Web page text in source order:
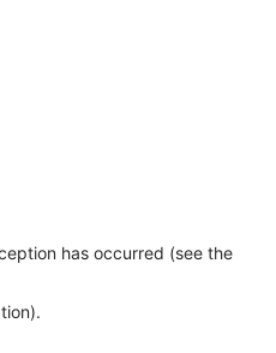
has occurred (see the
.